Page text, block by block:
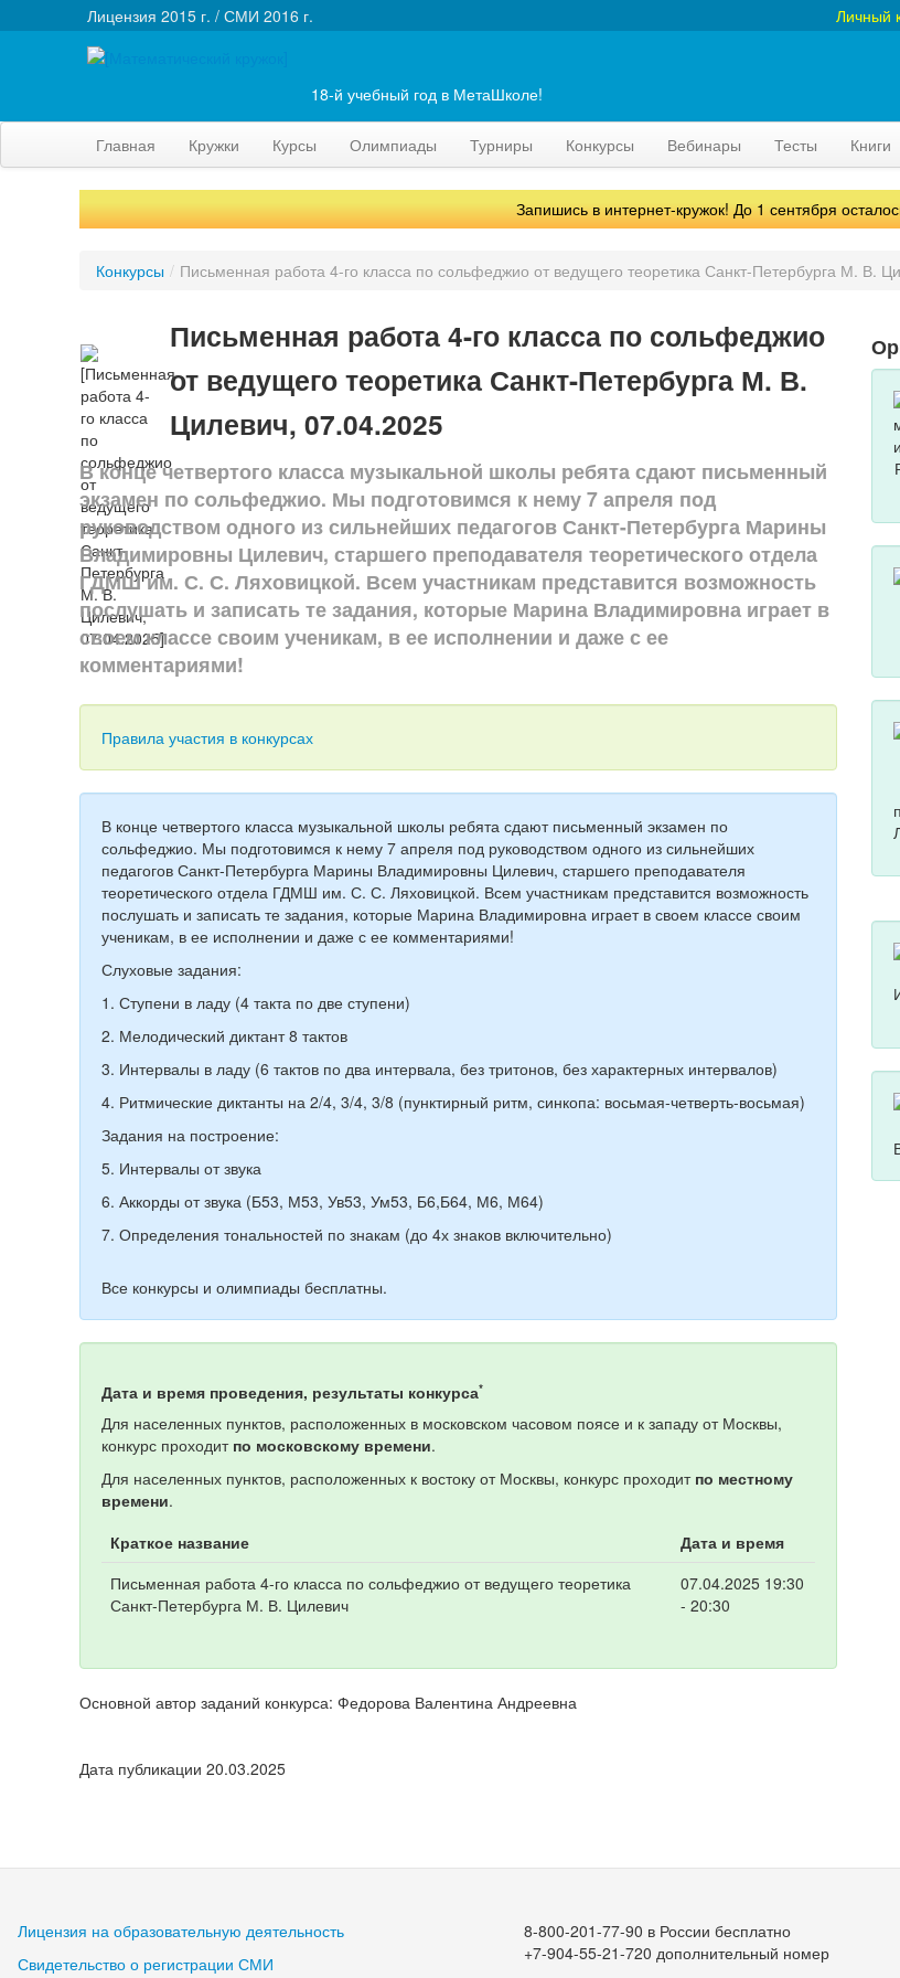
Лицензия 2015 г. / СМИ 2016 г.
Личный
18-й учебный год в МетаШколе!
Главная Кружки Курсы Олимпиады Турниры Конкурсы Вебинары Тесты Книги
Запишись в интернет-кружок! До 1 сентября
Конкурсы / Письменная работа 4-го класса по сольфеджио от ведущего теоретика Санкт-Петербурга М. В.
Письменная работа 4-го класса по сольфеджио
от ведущего теоретика Санкт-Петербурга М. В.
Цилевич, 07.04.2025
В конце четвертого класса музыкальной школы ребята сдают письменный
экзамен по сольфеджио. Мы подготовимся к нему 7 апреля под
руководством одного из сильнейших педагогов Санкт-Петербурга Марины
Владимировны Цилевич, старшего преподавателя теоретического отдела
ГДМШ им. С. С. Ляховицкой. Всем участникам представится возможность
послушать и записать те задания, которые Марина Владимировна играет в
своем классе своим ученикам, в ее исполнении и даже с ее
комментариями!
Правила участия в конкурсах
В конце четвертого класса музыкальной школы ребята сдают письменный экзамен по
сольфеджио. Мы подготовимся к нему 7 апреля под руководством одного из сильнейших
педагогов Санкт-Петербурга Марины Владимировны Цилевич, старшего преподавателя
теоретического отдела ГДМШ им. С. С. Ляховицкой. Всем участникам представится возможность
послушать и записать те задания, которые Марина Владимировна играет в своем классе своим
ученикам, в ее исполнении и даже с ее комментариями!
Слуховые задания:
1. Ступени в ладу (4 такта по две ступени)
2. Мелодический диктант 8 тактов
3. Интервалы в ладу (6 тактов по два интервала, без тритонов, без характерных интервалов)
4. Ритмические диктанты на 2/4, 3/4, 3/8 (пунктирный ритм, синкопа: восьмая-четверть-восьмая)
Задания на построение:
5. Интервалы от звука
6. Аккорды от звука (Б53, М53, Ув53, Ум53, Б6,Б64, М6, М64)
7. Определения тональностей по знакам (до 4х знаков включительно)
Все конкурсы и олимпиады бесплатны.
Дата и время проведения, результаты конкурса*
Для населенных пунктов, расположенных в московском часовом поясе и к западу от Москвы,
конкурс проходит по московскому времени.
Для населенных пунктов, расположенных к востоку от Москвы, конкурс проходит по местному
времени.
Краткое название
Дата и время
Письменная работа 4-го класса по сольфеджио от ведущего теоретика
Санкт-Петербурга М. В. Цилевич
07.04.2025 19:30
- 20:30
Основной автор заданий конкурса: Федорова Валентина Андреевна
Дата публикации 20.03.2025
Лицензия на образовательную деятельность
Свидетельство о регистрации СМИ
8-800-201-77-90 в России бесплатно
+7-904-55-21-720 дополнительный номер